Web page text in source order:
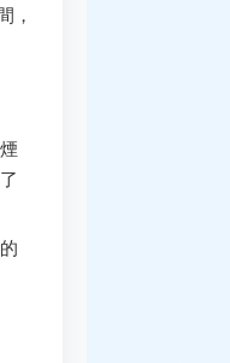
，